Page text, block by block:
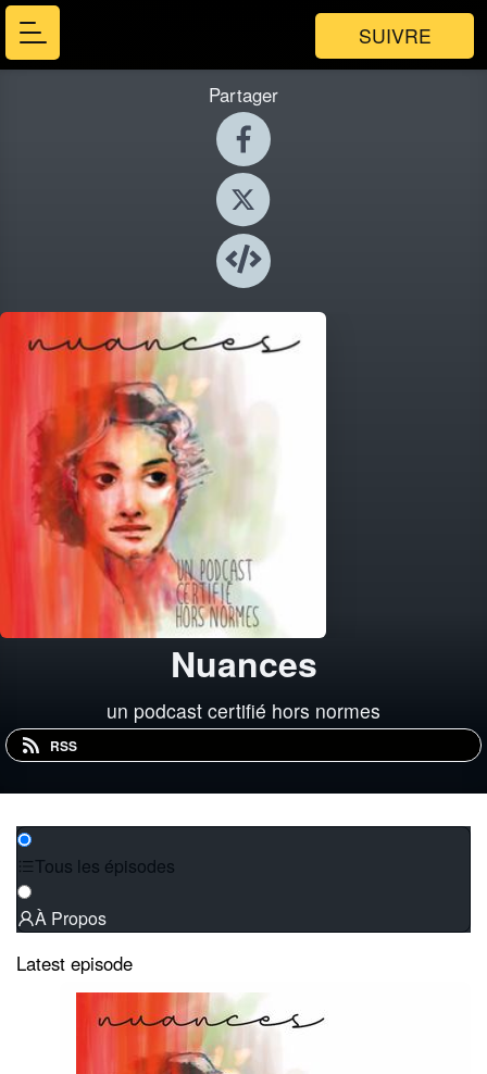
SUIVRE
Partager
Nuances
un podcast certifié hors normes
RSS
Tous les épisodes
À Propos
Latest episode